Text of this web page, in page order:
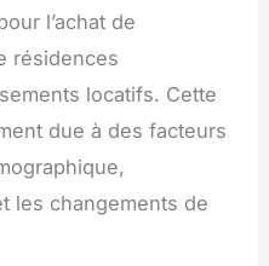
l’achat de
résidences
locatifs. Cette
due à des facteurs
les changements de